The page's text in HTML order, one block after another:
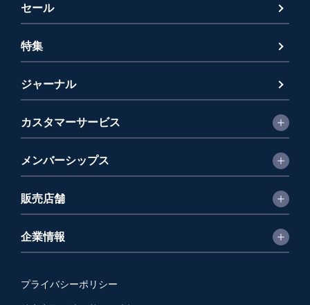
セール
特集
ジャーナル
カスタマーサービス
メンバーシップス
販売店舗
企業情報
プライバシーポリシー